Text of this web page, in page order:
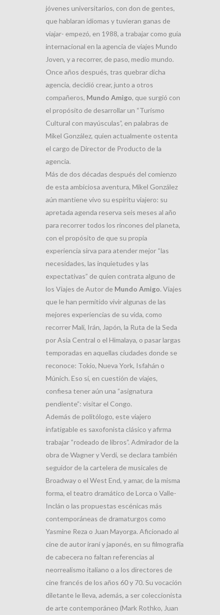
jóvenes universitarios, con don de gentes,
que hablaran idiomas y tuvieran ganas de
viajar- empezó, en 1988, a trabajar como guía
internacional en la agencia de viajes Mundo
Joven, y a recorrer, de paso, medio mundo.
Once años después, tras quebrar dicha
agencia, decidió crear, junto a otros
compañeros, Mundo Amigo, que surgió con
el propósito de desarrollar un “Turismo
Cultural con mayúsculas”, en palabras de
Mikel González, quien actualmente ostenta
el cargo de Director de Producto de la
agencia.
Más de dos décadas después del comienzo
de esta ambiciosa aventura, Mikel González
aún mantiene vivo su espíritu viajero: su
apretada agenda reserva seis meses al año
para recorrer todos los rincones del planeta,
con el propósito de que su propia
experiencia sirva para atender mejor “las
necesidades, las inquietudes y las
expectativas” de quien contrata alguno de
los Viajes de Autor de Mundo Amigo. Viajes
que le han permitido vivir algunas de las
mejores experiencias de su vida, como
recorrer Mali, Irán, Japón, la Ruta de la Seda
por Asia Central o el Himalaya, o pasar largas
temporadas en aquellas ciudades donde se
reconoce: Tokio, Nueva York, Isfahán o
Múnich. Eso sí, en cuestión de viajes,
confiesa tener aún una “asignatura
pendiente”: visitar el Congo.
Además de politólogo, este viajero
infatigable es saxofonista clásico y afirma
trabajar “rodeado de libros”. Admirador de la
obra de Wagner y Verdi, se declara también
seguidor de la cartelera de musicales de
Broadway o el West End, y amar, de la misma
forma, el teatro dramático de Lorca o Valle-
Inclán o las propuestas escénicas más
contemporáneas de dramaturgos como
Yasmine Reza o Juan Mayorga. Aficionado al
cine de autor iraní y japonés, en su filmografía
de cabecera no faltan referencias al
neorrealismo italiano o a los directores de
cine francés de los años 60 y 70. Su vocación
diletante le lleva, además, a ser coleccionista
de arte contemporáneo (Mark Rothko, Juan